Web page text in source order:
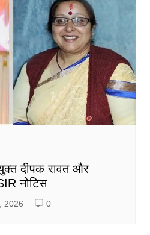
दीपक रावत और
नोटिस
2026 0